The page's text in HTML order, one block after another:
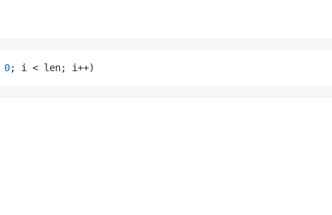
0; i < len; i++)